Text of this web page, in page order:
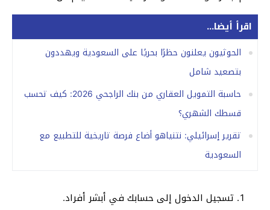
اقرأ أيضا...
الحوثيون يعلنون حظرًا بحريًا على السعودية ويهددون
بتصعيد شامل
حاسبة التمويل العقاري من بنك الراجحي 2026: كيف تحسب
قسطك الشهري؟
تقرير إسرائيلي: نتنياهو أضاع فرصة تاريخية للتطبيع مع
السعودية
تسجيل الدخول إلى حسابك في أبشر أفراد.